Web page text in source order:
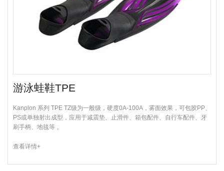
游泳蛙鞋TPE
Kanplon 系列 TPE TZ级为一般级，硬度0A-100A，雾面效果，可包胶PP、
PS或单独射出成型，应用于减震垫、止滑件、箱包配件、自行车配件、牙
刷手柄、地毯等 。
查看详情+